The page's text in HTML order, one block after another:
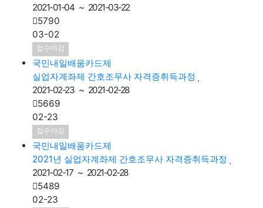
5790
03-02
접수마감
국민내일배움카드제
실업자계좌제 간호조무사 자격증취득과정
2021-02-23 ~ 2021-02-28
5669
02-23
접수마감
국민내일배움카드제
2021년 실업자계좌제 간호조무사 자격증취득과정
2021-02-17 ~ 2021-02-28
5489
02-23
접수마감